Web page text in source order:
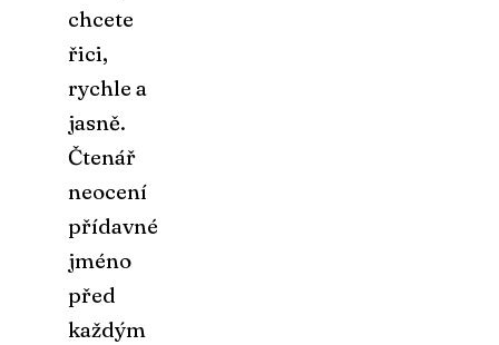
chcete
řici,
rychle a
jasně.
Čtenář
neocení
přídavné
jméno
před
každým